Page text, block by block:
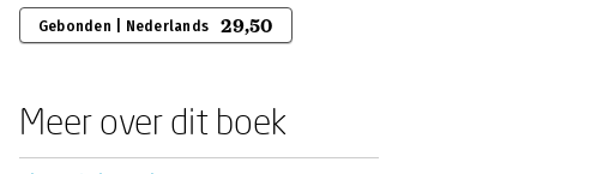
Gebonden | Nederlands 29,50
Meer over dit boek